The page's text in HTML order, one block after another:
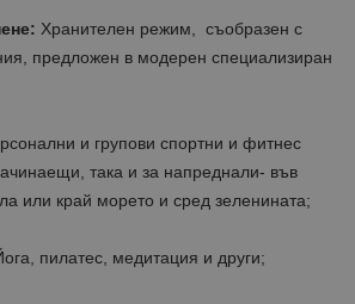
Хранителен режим, съобразен с
предложен в модерен специализиран
и групови спортни и фитнес
така и за напреднали- във
или край морето и сред зеленината;
пилатес, медитация и други;